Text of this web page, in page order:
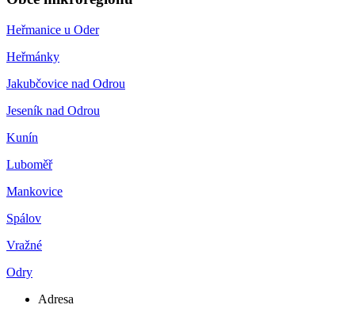
Heřmanice u Oder
Heřmánky
Jakubčovice nad Odrou
Jeseník nad Odrou
Kunín
Luboměř
Mankovice
Spálov
Vražné
Odry
Adresa